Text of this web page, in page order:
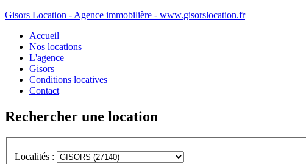
Gisors Location - Agence immobilière - www.gisorslocation.fr
Accueil
Nos locations
L'agence
Gisors
Conditions locatives
Contact
Rechercher une location
Localités :